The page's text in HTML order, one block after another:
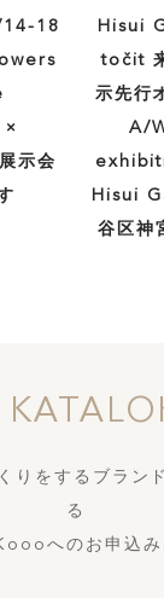
18
×
示会
Hisui
točit
示先行
A/
Hisui
谷区神
するブランド
る
へのお申込み